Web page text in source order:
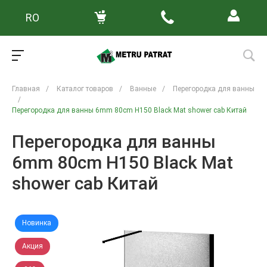
RO
Главная / Каталог товаров / Ванные /
Перегородка для ванны
/
Перегородка для ванны 6mm 80cm H150 Black Mat shower cab Китай
Перегородка для ванны
6mm 80cm H150 Black Mat
shower cab Китай
Новинка
Акция